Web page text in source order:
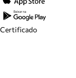
Certificado